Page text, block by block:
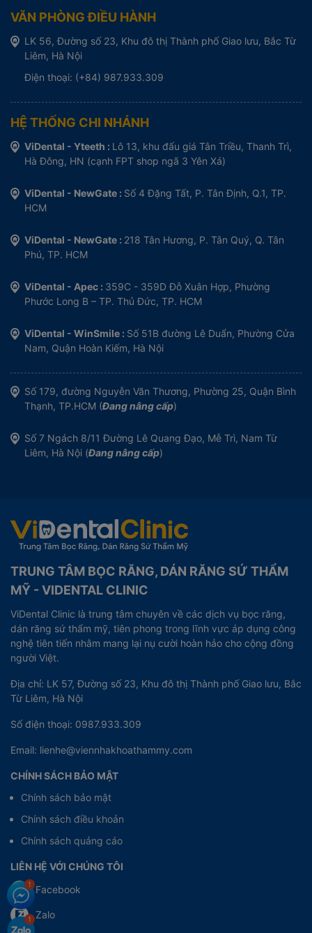
VĂN PHÒNG ĐIỀU HÀNH
LK 56, Đường số 23, Khu đô thị Thành phố Giao lưu, Bắc Từ
Liêm, Hà Nội
Điện thoại: (+84) 987.933.309
HỆ THỐNG CHI NHÁNH
ViDental - Yteeth : Lô 13, khu đấu giá Tân Triều, Thanh Trì,
Hà Đông, HN (cạnh FPT shop ngã 3 Yên Xá)
ViDental - NewGate : Số 4 Đặng Tất, P. Tân Định, Q.1, TP.
HCM
ViDental - NewGate : 218 Tân Hương, P. Tân Quý, Q. Tân
Phú, TP. HCM
ViDental - Apec : 359C - 359D Đỗ Xuân Hợp, Phường
Phước Long B – TP. Thủ Đức, TP. HCM
ViDental - WinSmile : Số 51B đường Lê Duẩn, Phường Cửa
Nam, Quận Hoàn Kiếm, Hà Nội
Số 179, đường Nguyễn Văn Thương, Phường 25, Quận Bình
Thạnh, TP.HCM (Đang nâng cấp)
Số 7 Ngách 8/11 Đường Lê Quang Đạo, Mễ Trì, Nam Từ
Liêm, Hà Nội (Đang nâng cấp)
TRUNG TÂM BỌC RĂNG, DÁN RĂNG SỨ THẨM
MỸ - VIDENTAL CLINIC
ViDental Clinic là trung tâm chuyên về các dịch vụ bọc răng,
dán răng sứ thẩm mỹ, tiên phong trong lĩnh vực áp dụng công
nghệ tiên tiến nhằm mang lại nụ cười hoàn hảo cho cộng đồng
người Việt.
Địa chỉ: LK 57, Đường số 23, Khu đô thị Thành phố Giao lưu, Bắc
Từ Liêm, Hà Nội
Số điện thoại: 0987.933.309
Email: lienhe@viennhakhoathammy.com
CHÍNH SÁCH BẢO MẬT
Chính sách bảo mật
Chính sách điều khoản
Chính sách quảng cáo
LIÊN HỆ VỚI CHÚNG TÔI
Facebook
Zalo